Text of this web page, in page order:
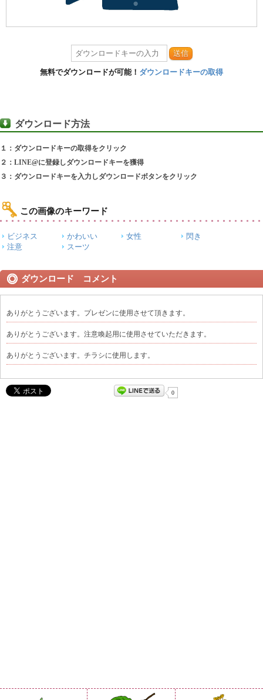
送信
無料でダウンロードが可能！ ダウンロードキーの取得
ダウンロード方法
１：ダウンロードキーの取得をクリック
２：LINE@に登録しダウンロードキーを獲得
３：ダウンロードキーを入力しダウンロードボタンをクリック
この画像のキーワード
ビジネス かわいい 女性
閃き
注意
スーツ
ダウンロード コメント
ありがとうございます。プレゼンに使用させて頂きます。
ありがとうございます。注意喚起用に使用させていただきます。
ありがとうございます。チラシに使用します。
0